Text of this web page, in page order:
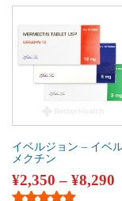
イベルジョン – イベ
メクチン
¥2,350 – ¥8,290